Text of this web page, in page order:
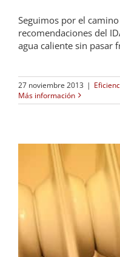
Seguimos por el
recomendaciones del
agua caliente sin pasar
27 noviembre 2013 |
Más información